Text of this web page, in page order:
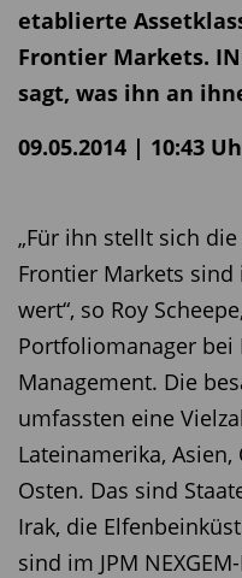
etablierte
Frontier Markets.
sagt, was ihn an
09.05.2014 | 10:43
„Für ihn stellt sich
Frontier Markets
wert“, so Roy
Portfoliomanager bei
Management. Die
umfassten eine
Lateinamerika,
Osten. Das sind
Irak, die
sind im JPM